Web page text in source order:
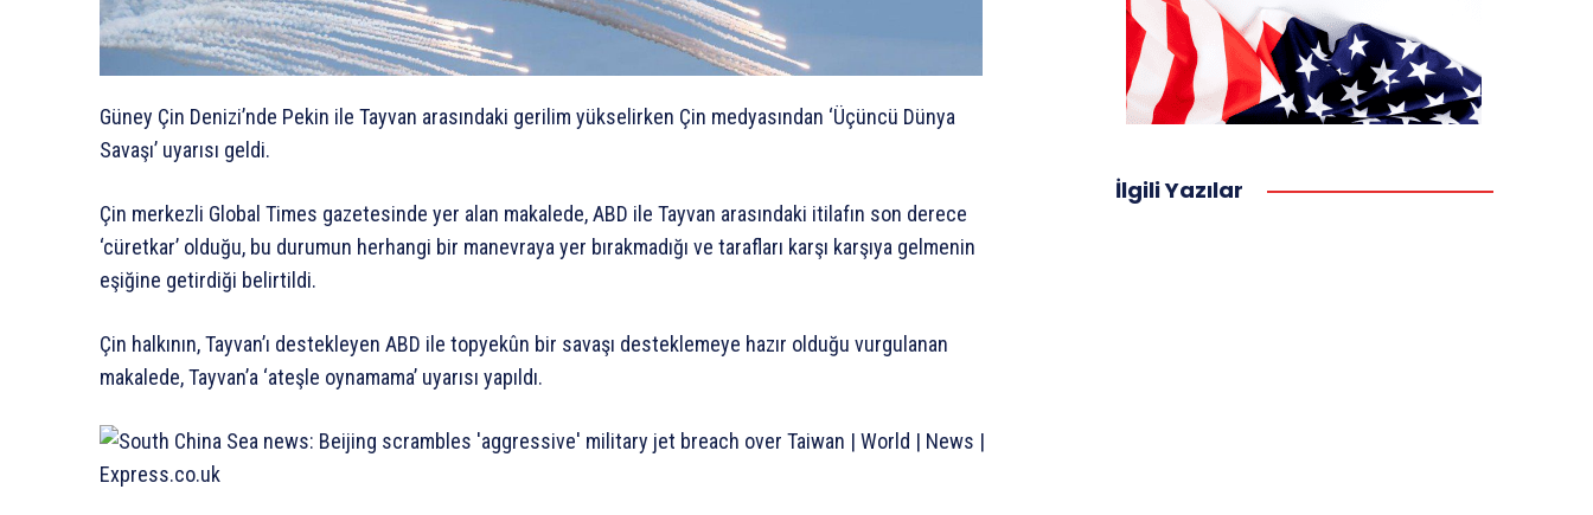
Güney Çin Denizi’nde Pekin ile Tayvan arasındaki gerilim yükselirken Çin medyasından ‘Üçüncü Dünya
Savaşı’ uyarısı geldi.
Çin merkezli Global Times gazetesinde yer alan makalede, ABD ile Tayvan arasındaki itilafın son derece
‘cüretkar’ olduğu, bu durumun herhangi bir manevraya yer bırakmadığı ve tarafları karşı karşıya gelmenin
eşiğine getirdiği belirtildi.
Çin halkının, Tayvan’ı destekleyen ABD ile topyekûn bir savaşı desteklemeye hazır olduğu vurgulanan
makalede, Tayvan’a ‘ateşle oynamama’ uyarısı yapıldı.
İlgili Yazılar